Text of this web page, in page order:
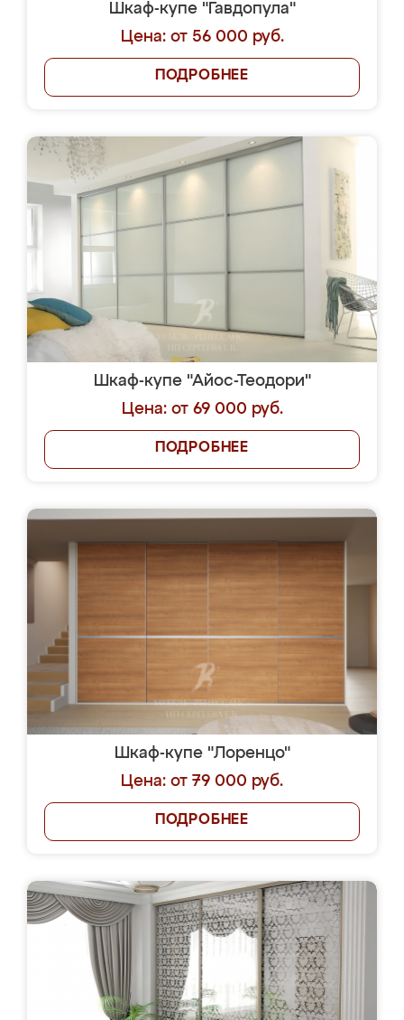
Шкаф-купе "Гавдопула"
Цена: от 56 000 руб.
ПОДРОБНЕЕ
Шкаф-купе "Айос-Теодори"
Цена: от 69 000 руб.
ПОДРОБНЕЕ
Шкаф-купе "Лоренцо"
Цена: от 79 000 руб.
ПОДРОБНЕЕ